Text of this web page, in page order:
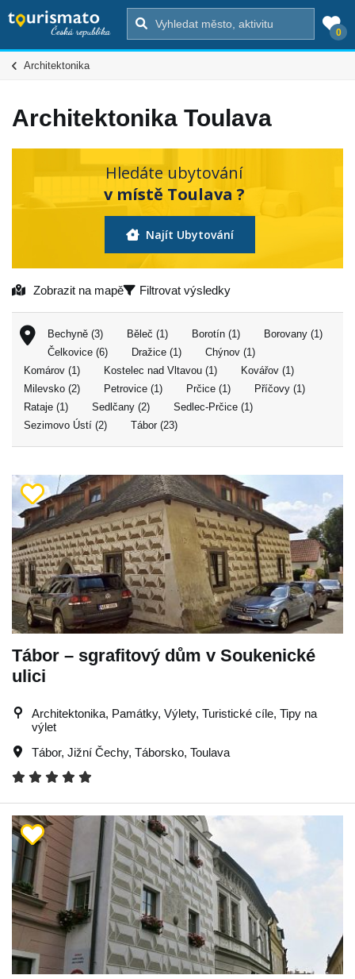
0
Architektonika
Architektonika Toulava
Hledáte ubytování
v místě Toulava ?
Najít Ubytování
Zobrazit na mapě Filtrovat výsledky
Bechyně (3) Běleč (1) Borotín (1)
Borovany (1)
Čelkovice (6)
Dražice (1)
Chýnov (1)
Komárov (1)
Kostelec nad Vltavou (1)
Kovářov (1)
Milevsko (2)
Petrovice (1) Prčice (1)
Příčovy (1)
Rataje (1)
Sedlčany (2)
Sedlec-Prčice (1)
Sezimovo Ústí (2)
Tábor (23)
Tábor – sgrafitový dům v Soukenické
ulici
Architektonika, Památky, Výlety, Turistické cíle, Tipy na
výlet
Tábor, Jižní Čechy, Táborsko, Toulava